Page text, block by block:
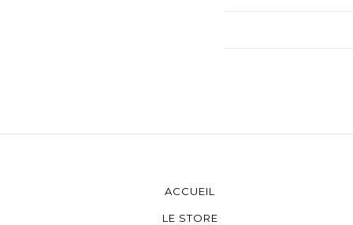
ACCUEIL
LE STORE